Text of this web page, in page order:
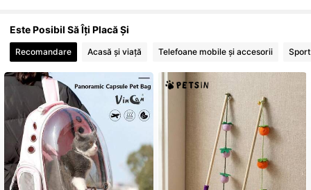
Este Posibil Să Îți Placă Și
Recomandare Acasă și viață Telefoane mobile și accesorii